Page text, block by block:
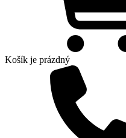
Košík je prázdný